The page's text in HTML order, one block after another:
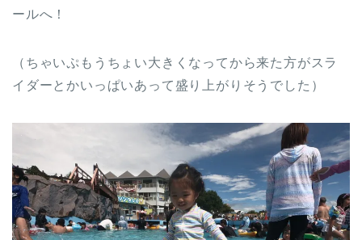
ールへ！
（ちゃいぷもうちょい大きくなってから来た方がスラ
イダーとかいっぱいあって盛り上がりそうでした）